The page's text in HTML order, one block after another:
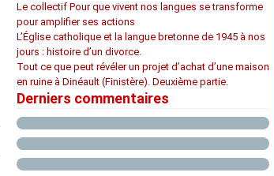
Le collectif Pour que vivent nos langues se transforme
pour amplifier ses actions
L’Église catholique et la langue bretonne de 1945 à nos
jours : histoire d’un divorce.
Tout ce que peut révéler un projet d’achat d’une maison
en ruine à Dinéault (Finistère). Deuxième partie.
Derniers commentaires